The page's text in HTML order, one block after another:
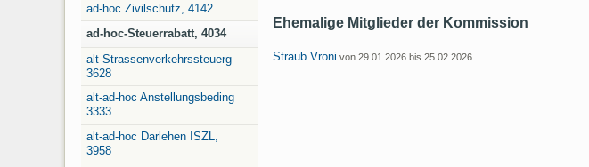
ad-hoc Zivilschutz, 4142
ad-hoc-Steuerrabatt, 4034
alt-Strassenverkehrssteuerg
3628
alt-ad-hoc Anstellungsbeding
3333
alt-ad-hoc Darlehen ISZL,
3958
Ehemalige Mitglieder der Kommission
Straub Vroni von 29.01.2026 bis 25.02.2026